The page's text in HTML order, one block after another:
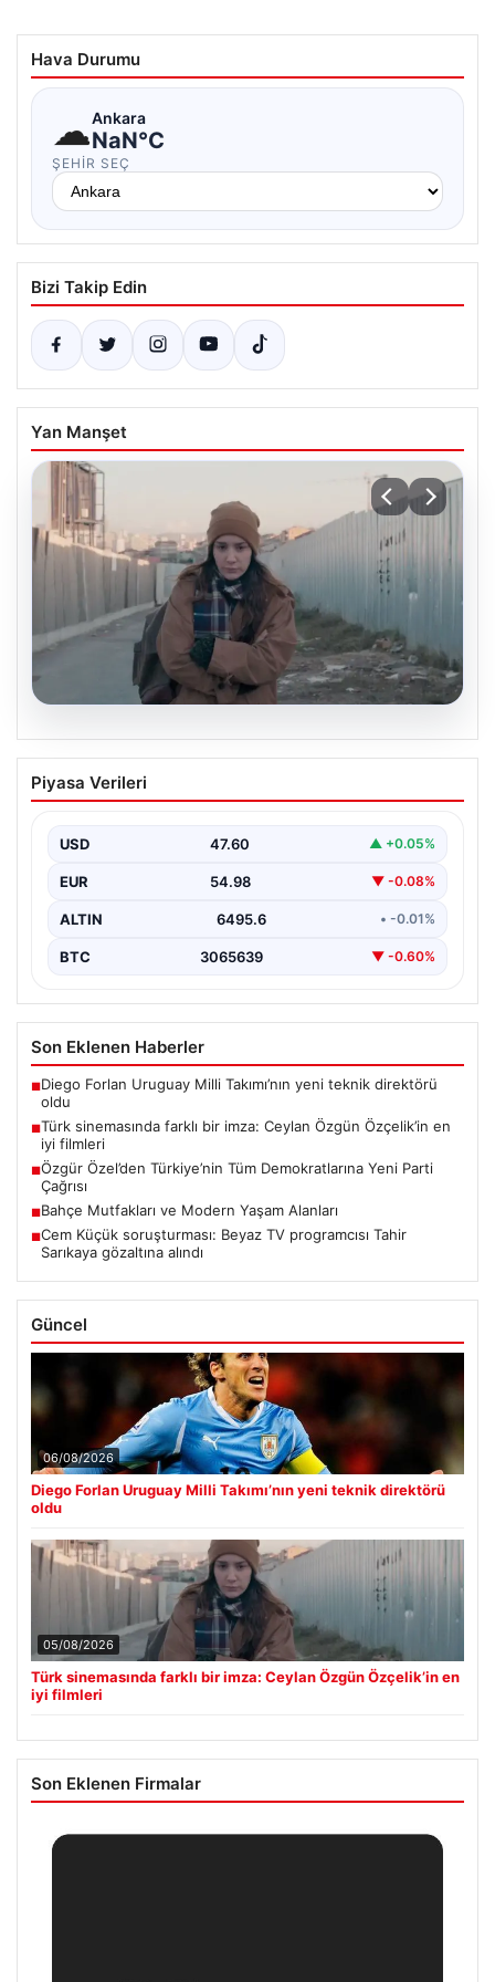
Hava Durumu
☁Ankara
NaN°C
ŞEHIR SEÇ
Bizi Takip Edin
Yan Manşet
Türk sinemasında farklı bir imza: Ceylan
Özgün Özçelik’in en iyi filmleri
Piyasa Verileri
USD 47.60 ▲ +0.05%
EUR 54.98 ▼ -0.08%
ALTIN 6495.6 • -0.01%
BTC 3065639 ▼ -0.60%
Son Eklenen Haberler
■Diego Forlan Uruguay Milli Takımı’nın yeni teknik direktörü
oldu
■Türk sinemasında farklı bir imza: Ceylan Özgün Özçelik’in en
iyi filmleri
■Özgür Özel’den Türkiye’nin Tüm Demokratlarına Yeni Parti
Çağrısı
■Bahçe Mutfakları ve Modern Yaşam Alanları
■Cem Küçük soruşturması: Beyaz TV programcısı Tahir
Sarıkaya gözaltına alındı
Güncel
06/08/2026
Diego Forlan Uruguay Milli Takımı’nın yeni teknik direktörü
oldu
05/08/2026
Türk sinemasında farklı bir imza: Ceylan Özgün Özçelik’in en
iyi filmleri
Son Eklenen Firmalar